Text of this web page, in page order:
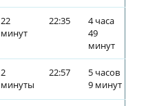
22
минут
22:35
4 часа
49
минут
2
минуты
22:57
5 часов
9 минут